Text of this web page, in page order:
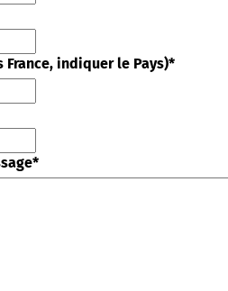
indiquer le Pays)*
*